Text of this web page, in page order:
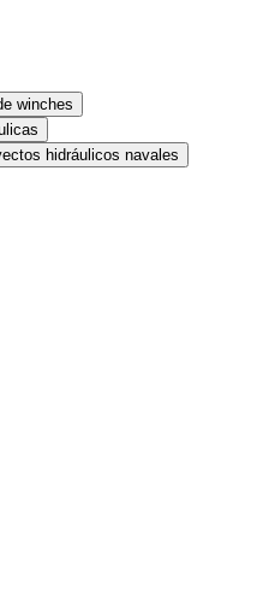
winches
Desarrollo y ejecución de proyectos hidráulicos navales